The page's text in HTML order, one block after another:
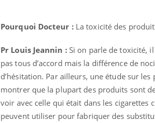
Pourquoi Docteur :La toxicité des
Pr Louis Jeannin :Si on parle de toxicité, il
pas tous d’accord mais la différence de
d’hésitation. Par ailleurs, une étude sur
montrer que la plupart des produits sont
voir avec celle qui était dans les cigarettes
peuvent utiliser pour fabriquer des